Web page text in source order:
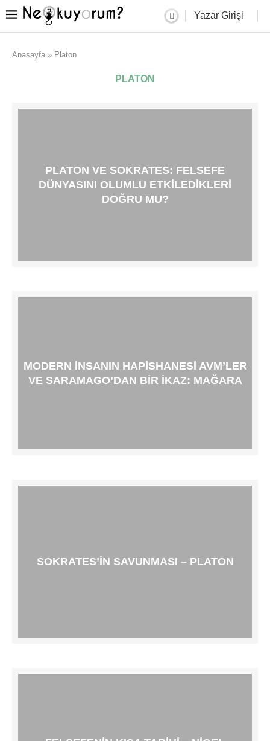
Yazar Girişi
Anasayfa » Platon
PLATON
PLATON VE SOKRATES: FELSEFE
DÜNYASINI OLUMLU ETKILEDIKLERI
DOĞRU MU?
MODERN İNSANIN HAPISHANESI AVM’LER
VE SARAMAGO’DAN BIR İKAZ: MAĞARA
SOKRATES’IN SAVUNMASI – PLATON